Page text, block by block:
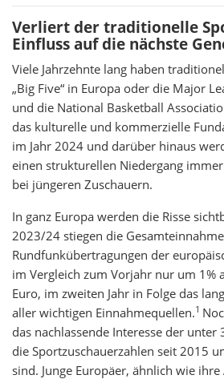
Verliert der traditionelle
Einfluss auf die nächste
Viele Jahrzehnte lang haben
„Big Five“ in Europa oder die Major
und die National Basketball
das kulturelle und kommerzielle
im Jahr 2024 und darüber hinaus
einen strukturellen Niedergang
bei jüngeren Zuschauern.
In ganz Europa werden die Risse
2023/24 stiegen die
Rundfunkübertragungen der
im Vergleich zum Vorjahr nur um 1%
Euro, im zweiten Jahr in Folge das
aller wichtigen Einnahmequellen.1
das nachlassende Interesse der unter
die Sportzuschauerzahlen seit 2015
sind. Junge Europäer, ähnlich wie